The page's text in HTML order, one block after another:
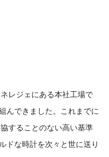
レジェにある本社工場で
んできました。これまでに
することのない高い基準
ドな時計を次々と世に送り